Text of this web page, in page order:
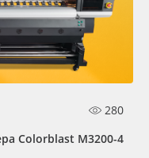
280
Colorblast M3200-4